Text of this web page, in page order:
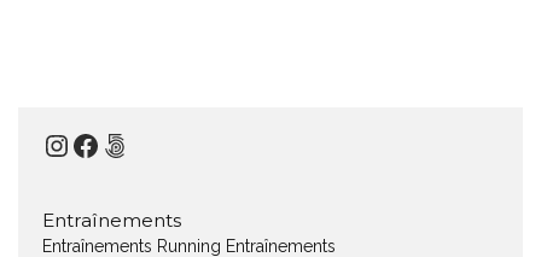
Instagram
Facebook
500px
Entraînements
Entraînements Running Entraînements